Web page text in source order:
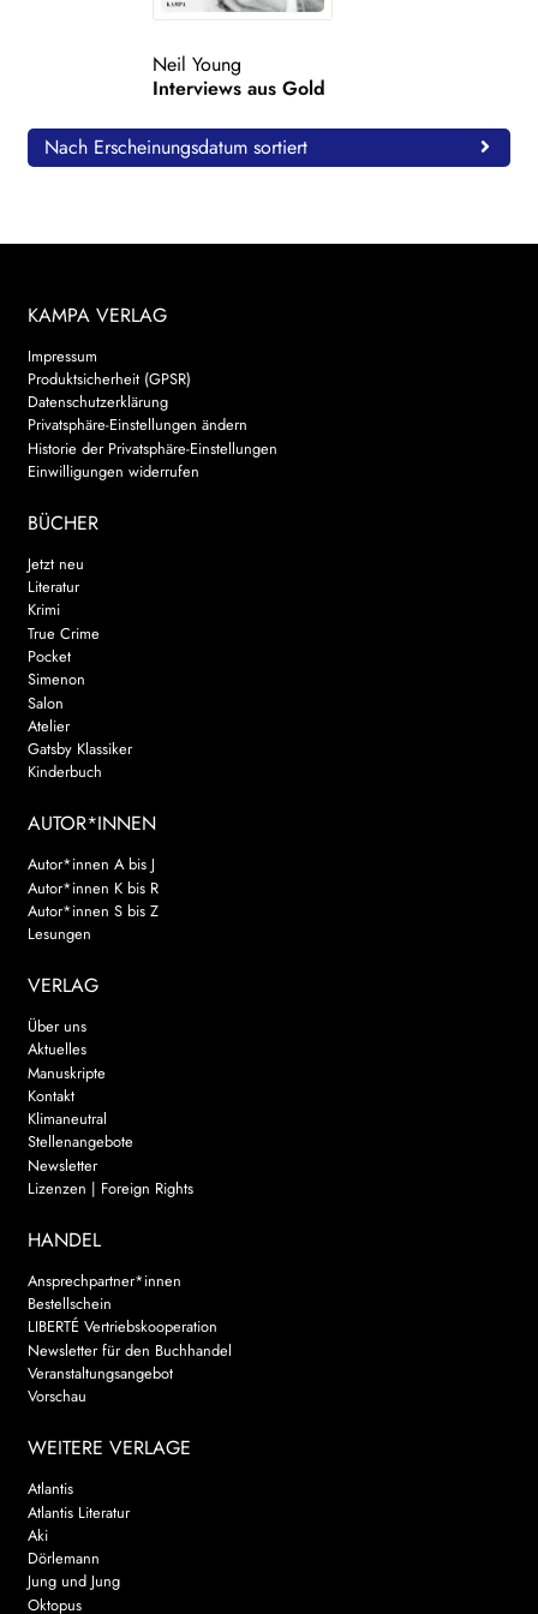
Search:
Neil Young
Interviews aus Gold
Nach Erscheinungsdatum sortiert
KAMPA VERLAG
Impressum
Produktsicherheit (GPSR)
Datenschutzerklärung
Privatsphäre-Einstellungen ändern
Historie der Privatsphäre-Einstellungen
Einwilligungen widerrufen
BÜCHER
Jetzt neu
Literatur
Krimi
True Crime
Pocket
Simenon
Salon
Atelier
Gatsby Klassiker
Kinderbuch
AUTOR*INNEN
Autor*innen A bis J
Autor*innen K bis R
Autor*innen S bis Z
Lesungen
VERLAG
Über uns
Aktuelles
Manuskripte
Kontakt
Klimaneutral
Stellenangebote
Newsletter
Lizenzen | Foreign Rights
HANDEL
Ansprechpartner*innen
Bestellschein
LIBERTÉ Vertriebskooperation
Newsletter für den Buchhandel
Veranstaltungsangebot
Vorschau
WEITERE VERLAGE
Atlantis
Atlantis Literatur
Aki
Dörlemann
Jung und Jung
Oktopus